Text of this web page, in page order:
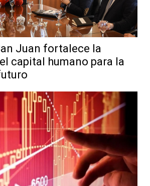
Juan fortalece la
capital humano para la